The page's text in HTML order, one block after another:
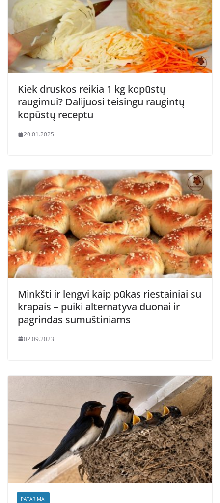
Kiek druskos reikia 1 kg kopūstų
raugimui? Dalijuosi teisingu raugintų
kopūstų receptu
20.01.2025
Minkšti ir lengvi kaip pūkas riestainiai su
krapais – puiki alternatyva duonai ir
pagrindas sumuštiniams
02.09.2023
PATARIMAI